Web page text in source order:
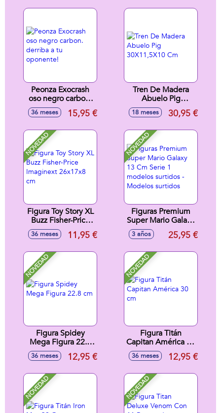
Peonza Exocrash
oso negro carbon.
derriba a tu
oponente!
36 meses 15,95 €
Tren De Madera
Abuelo Pig
30X11,5X10 Cm
18 meses 30,95 €
NOVEDAD
Figura Toy Story XL
Buzz Fisher-Price
Imaginext 26x17x8
cm
36 meses 11,95 €
NOVEDAD
Figuras Premium
Super Mario Galaxy
13 Cm Serie 1
modelos surtidos -
3 años 25,95 €
NOVEDAD
Figura Spidey
Mega Figura 22.8
cm
36 meses 12,95 €
NOVEDAD
Figura Titán
Capitan América 30
cm
36 meses 12,95 €
NOVEDAD NOVEDAD